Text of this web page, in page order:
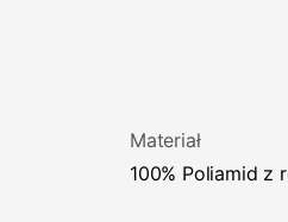
Materiał
100% Poliamid z